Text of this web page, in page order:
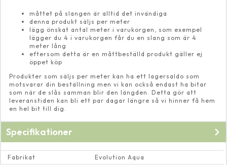
måttet på slangen är alltid det invändiga
denna produkt säljs per meter
lägg önskat antal meter i varukorgen, som exempel
lägger du 4 i varukorgen får du en slang som är 4
meter lång
eftersom detta är en måttbeställd produkt gäller ej
öppet köp
Produkter som säljs per meter kan ha ett lagersaldo som
motsvarar din beställning men vi kan också endast ha bitar
som när de slås samman blir den längden. Detta gör att
leveranstiden kan bli ett par dagar längre så vi hinner få hem
en hel bit till dig.
Specifikationer
Fabrikat
Evolution Aqua